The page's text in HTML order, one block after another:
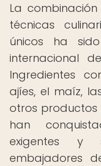
La
técnicas
únicos ha
internacional
Ingredientes
ajíes, el maíz,
otros
han
exigentes y
embajadores